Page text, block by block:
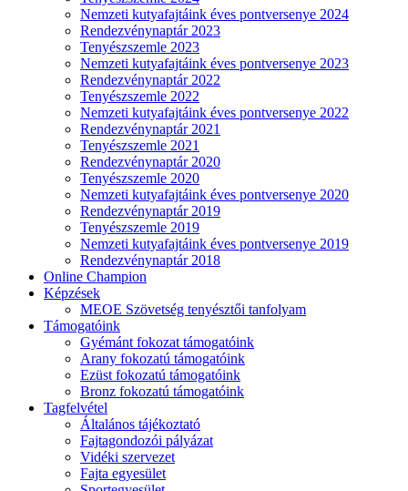
Nemzeti kutyafajtáink éves pontversenye 2024
Rendezvénynaptár 2023
Tenyészszemle 2023
Nemzeti kutyafajtáink éves pontversenye 2023
Rendezvénynaptár 2022
Tenyészszemle 2022
Nemzeti kutyafajtáink éves pontversenye 2022
Rendezvénynaptár 2021
Tenyészszemle 2021
Rendezvénynaptár 2020
Tenyészszemle 2020
Nemzeti kutyafajtáink éves pontversenye 2020
Rendezvénynaptár 2019
Tenyészszemle 2019
Nemzeti kutyafajtáink éves pontversenye 2019
Rendezvénynaptár 2018
Online Champion
Képzések
MEOE Szövetség tenyésztői tanfolyam
Támogatóink
Gyémánt fokozat támogatóink
Arany fokozatú támogatóink
Ezüst fokozatú támogatóink
Bronz fokozatú támogatóink
Tagfelvétel
Általános tájékoztató
Fajtagondozói pályázat
Vidéki szervezet
Fajta egyesület